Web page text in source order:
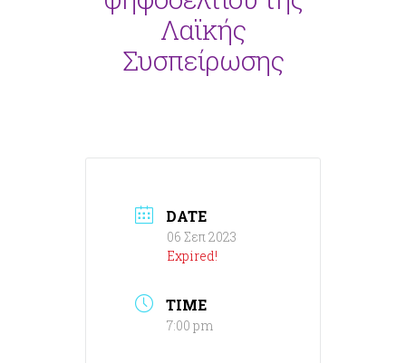
Λαϊκής
Συσπείρωσης
DATE
06 Σεπ 2023
Expired!
TIME
7:00 pm